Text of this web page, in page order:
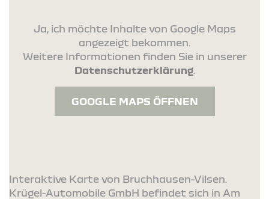
Ja, ich möchte Inhalte von Google Maps
angezeigt bekommen.
Weitere Informationen finden Sie in unserer
Datenschutzerklärung.
GOOGLE MAPS ÖFFNEN
Interaktive Karte von Bruchhausen-Vilsen.
Krügel-Automobile GmbH befindet sich in Am